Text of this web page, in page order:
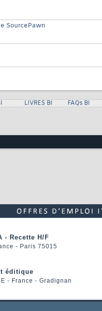
SourcePawn
LIVRES BI FAQs BI
- Recette H/F
- Paris 75015
éditique
- France - Gradignan